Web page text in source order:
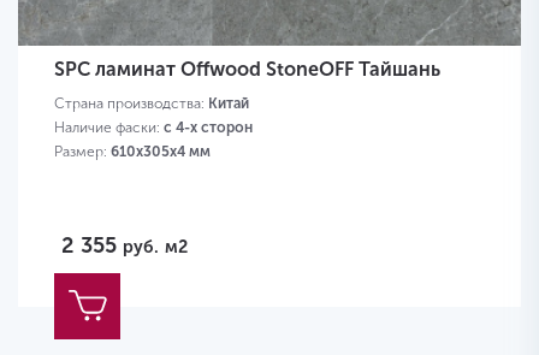
SPC ламинат Offwood StoneOFF Тайшань
Страна производства: Китай
Наличие фаски: с 4-х сторон
Размер: 610х305х4 мм
2 355 руб. м2